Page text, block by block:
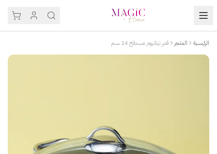
الرئيسية المتجر قدر تيتانيوم مسطح 24 سم